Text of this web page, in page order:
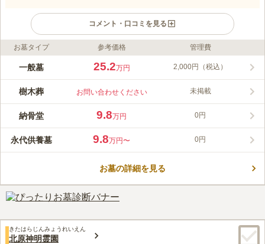
コメント・口コミを見る
ライフドット編集部のコメント
緑豊かな自然に囲まれた霊園では、休憩スペースも設置されてい
フリー設計されていているため段差がなく高齢の方でも安心で
す。 また、お墓の種類として一般墓や納骨堂、永代供養墓や樹
できますので、ゆっくりと家族で検討できるのも嬉しいポイント
です。
この霊園はまだ誰からも評価されていません。
お墓タイプ 参考価格 管理費
一般墓 25.2万円 2,000円（税込）
樹木葬 お問い合わせください 未掲載
納骨堂 9.8万円 0円
永代供養墓 9.8万円〜 0円
お墓の詳細を見る
きたはらじんみょうれいえん
北原神明霊園